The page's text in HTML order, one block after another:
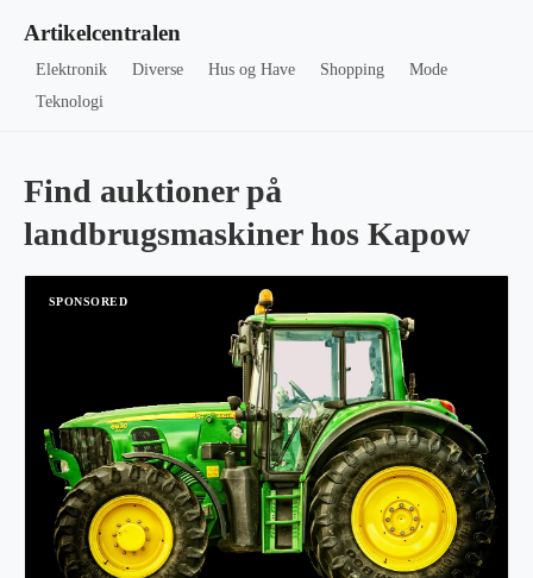
Artikelcentralen
Elektronik Diverse Hus og Have Shopping
Mode
Teknologi
Find auktioner på
landbrugsmaskiner hos Kapow